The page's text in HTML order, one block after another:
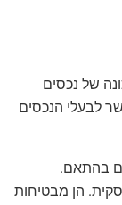
של נכסים
לבעלי הנכסים
בהתאם.
הן מבטיחות